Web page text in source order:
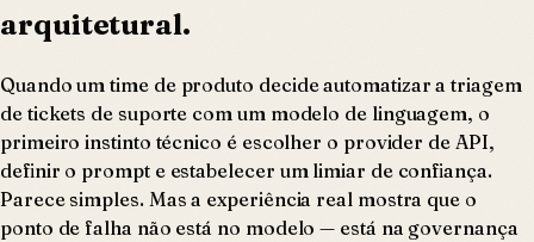
arquitetural.
Quando um time de produto decide automatizar a triagem
de tickets de suporte com um modelo de linguagem, o
primeiro instinto técnico é escolher o provider de API,
definir o prompt e estabelecer um limiar de confiança.
Parece simples. Mas a experiência real mostra que o
ponto de falha não está no modelo — está na governança